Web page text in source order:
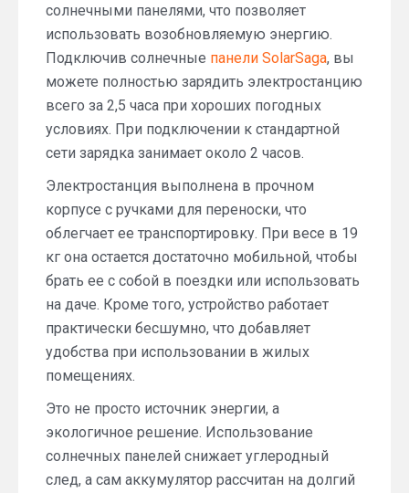
солнечными панелями, что позволяет
использовать возобновляемую энергию.
Подключив солнечные панели SolarSaga, вы
можете полностью зарядить электростанцию
всего за 2,5 часа при хороших погодных
условиях. При подключении к стандартной
сети зарядка занимает около 2 часов.
Электростанция выполнена в прочном
корпусе с ручками для переноски, что
облегчает ее транспортировку. При весе в 19
кг она остается достаточно мобильной, чтобы
брать ее с собой в поездки или использовать
на даче. Кроме того, устройство работает
практически бесшумно, что добавляет
удобства при использовании в жилых
помещениях.
Это не просто источник энергии, а
экологичное решение. Использование
солнечных панелей снижает углеродный
след, а сам аккумулятор рассчитан на долгий